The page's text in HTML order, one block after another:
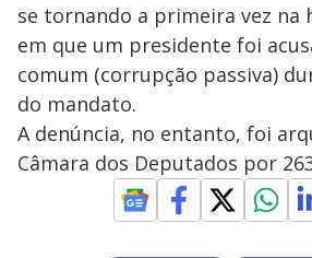
se tornando a primeira vez na
em que um presidente foi
comum (corrupção passiva)
do mandato.
A denúncia, no entanto, foi
Câmara dos Deputados por